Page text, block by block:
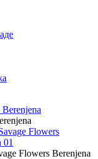
Flowers Berenjena